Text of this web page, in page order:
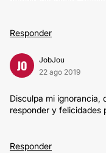
Responder
JO
JobJou
22 ago 2019
Disculpa mi ignorancia,
responder y felicidades
Responder